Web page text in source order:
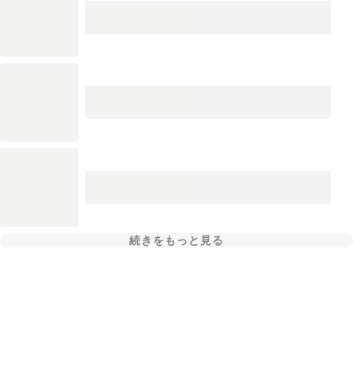
続きをもっと見る